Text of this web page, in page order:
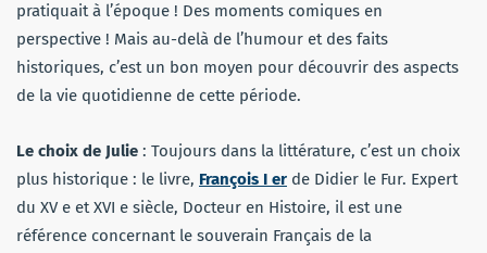
pratiquait à l’époque ! Des moments comiques en
perspective ! Mais au-delà de l’humour et des faits
historiques, c’est un bon moyen pour découvrir des aspects
de la vie quotidienne de cette période.
Le choix de Julie : Toujours dans la littérature, c’est un choix
plus historique : le livre, François I er de Didier le Fur. Expert
du XV e et XVI e siècle, Docteur en Histoire, il est une
référence concernant le souverain Français de la